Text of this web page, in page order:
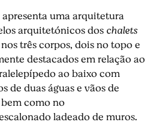
uma arquitetura
arquitetónicos dos chalets
três corpos, dois no topo e
destacados em relação ao
ao baixo com
de duas águas e vãos de
como no
ladeado de muros.